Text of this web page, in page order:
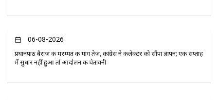
06-08-2026
प्रधानपाठ बैराज की मरम्मत की मांग तेज, कांग्रेस ने कलेक्टर को सौंपा ज्ञापन; एक सप्ताह
में सुधार नहीं हुआ तो आंदोलन की चेतावनी